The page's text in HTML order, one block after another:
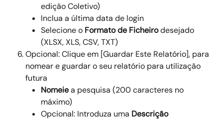
edição Coletivo)
Inclua a última data de login
Selecione o Formato de Ficheiro desejado
(XLSX, XLS, CSV, TXT)
Opcional: Clique em [Guardar Este Relatório], para
nomear e guardar o seu relatório para utilização
futura
Nomeie a pesquisa (200 caracteres no
máximo)
Opcional: Introduza uma Descrição